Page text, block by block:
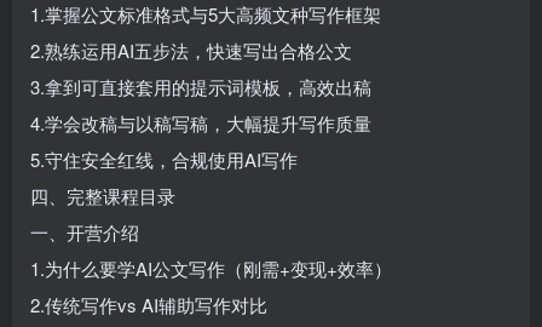
1.掌握公文标准格式与5大高频文种写作框架
2.熟练运用AI五步法，快速写出合格公文
3.拿到可直接套用的提示词模板，高效出稿
4.学会改稿与以稿写稿，大幅提升写作质量
5.守住安全红线，合规使用AI写作
四、完整课程目录
一、开营介绍
1.为什么要学AI公文写作（刚需+变现+效率）
2.传统写作vs AI辅助写作对比